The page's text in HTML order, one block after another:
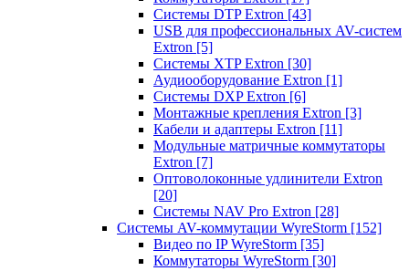
Системы DTP Extron [43]
USB для профессиональных AV-систем
Extron [5]
Системы XTP Extron [30]
Аудиооборудование Extron [1]
Системы DXP Extron [6]
Монтажные крепления Extron [3]
Кабели и адаптеры Extron [11]
Модульные матричные коммутаторы
Extron [7]
Оптоволоконные удлинители Extron
[20]
Системы NAV Pro Extron [28]
Системы AV-коммутации WyreStorm [152]
Видео по IP WyreStorm [35]
Коммутаторы WyreStorm [30]